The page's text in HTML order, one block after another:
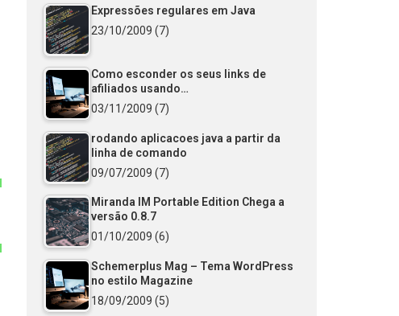
Expressões regulares em Java
23/10/2009 (7)
Como esconder os seus links de
afiliados usando…
03/11/2009 (7)
rodando aplicacoes java a partir da
linha de comando
09/07/2009 (7)
Miranda IM Portable Edition Chega a
versão 0.8.7
01/10/2009 (6)
Schemerplus Mag – Tema WordPress
no estilo Magazine
18/09/2009 (5)